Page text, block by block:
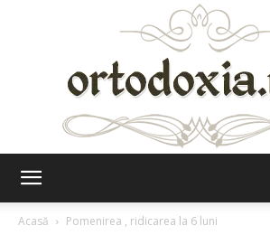
Acasă
Pomenirea , ridicarea la 6 luni